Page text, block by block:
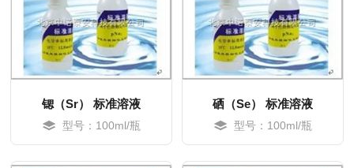
锶（Sr） 标准溶液
型号：100ml/瓶
硒（Se） 标准溶液
型号：100ml/瓶